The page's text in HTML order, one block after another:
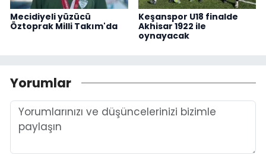
Mecidiyeli yüzücü
Öztoprak Milli Takım'da
Keşanspor U18 finalde
Akhisar 1922 ile
oynayacak
Yorumlar